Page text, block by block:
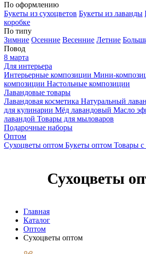
По оформлению
Букеты из сухоцветов Букеты из лаванды
коробке
По типу
Зимние Осенние Весенние Летние
Повод
8 марта
Для интерьера
Интерьерные композиции Мини-
композиции Настольные композиции
Лавандовые товары
Лавандовая косметика Натуральный
для кулинарии Мёд лавандовый Масло
лавандой Товары для мыловаров
Подарочные наборы
Оптом
Сухоцветы оптом Букеты оптом Товары с
Сухоцветы
Главная
Каталог
Оптом
Сухоцветы оптом